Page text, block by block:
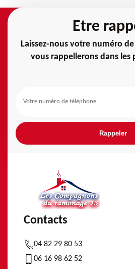
Etre
Laissez-nous votre numéro
vous rappellerons dans les
Contacts
04 82 29 80 53
06 16 98 62 52